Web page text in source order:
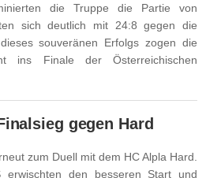
die Truppe die Partie von
sich deutlich mit 24:8 gegen die
souveränen Erfolgs zogen die
ins Finale der Österreichischen
gegen Hard
zum Duell mit dem HC Alpla Hard.
erwischten den besseren Start und